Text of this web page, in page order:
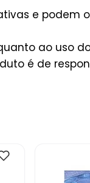
e podem
ao uso
é de